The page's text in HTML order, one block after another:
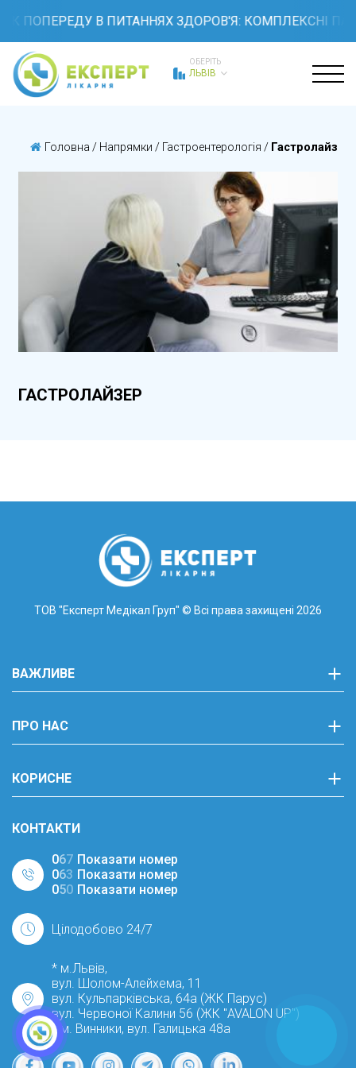
ПОПЕРЕДУ В ПИТАННЯХ ЗДОРОВ'Я: КОМПЛЕКСНІ
ОБЕРІТЬ
ЛЬВІВ
Головна / Напрямки / Гастроентерологія / Гастролайзер
ГАСТРОЛАЙЗЕР
ТОВ "Експерт Медікал Груп" © Всі права захищені 2026
ВАЖЛИВЕ
ПРО НАС
КОРИСНЕ
КОНТАКТИ
067 Показати номер
063 Показати номер
050 Показати номер
Цілодобово 24/7
* м.Львів,
вул. Шолом-Алейхема, 11
вул. Кульпарківська, 64а (ЖК Парус)
вул. Червоної Калини 56 (ЖК "AVALON UP")
* м. Винники, вул. Галицька 48а